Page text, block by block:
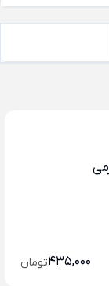
435,000تومان